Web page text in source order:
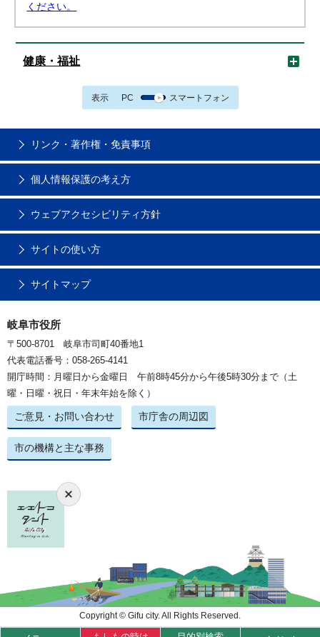
ください。
健康・福祉
表示 PC スマートフォン
リンク・著作権・免責事項
個人情報保護の考え方
ウェブアクセシビリティ方針
サイトの使い方
サイトマップ
岐阜市役所
〒500-8701 岐阜市司町40番地1
代表電話番号：058-265-4141
開庁時間：月曜日から金曜日 午前8時45分から午後5時30分まで（土
曜・日曜・祝日・年末年始を除く）
ご意見・お問い合わせ 市庁舎の周辺図
市の機構と主な事務
Copyright © Gifu city. All Rights Reserved.